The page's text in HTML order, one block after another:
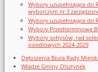
Wybory uzupełniające do
wyborczym nr 3
Wybory uzupełniające do
Wybory Przedterminowe
Wybory sołtysów, rad
osiedlowych 2024-2029
Ogłoszenia Biura Rady
Władze Gminy Olsztynek